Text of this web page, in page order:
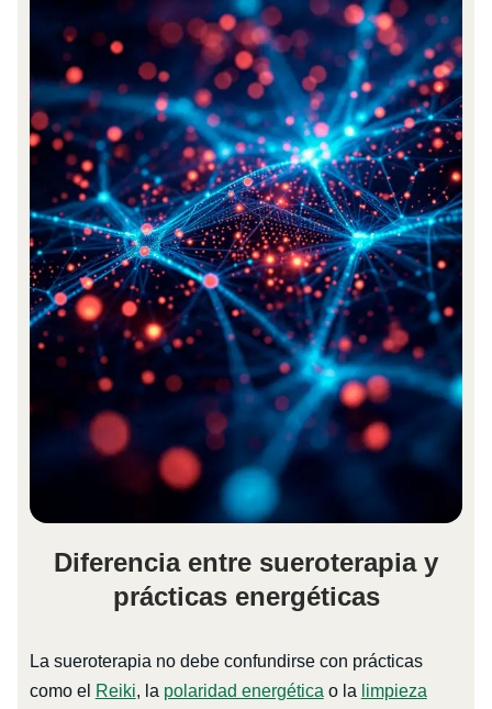
Diferencia entre sueroterapia y
prácticas energéticas
La sueroterapia no debe confundirse con prácticas
como el Reiki, la polaridad energética o la limpieza